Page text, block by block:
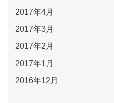
2017年4月
2017年3月
2017年2月
2017年1月
2016年12月